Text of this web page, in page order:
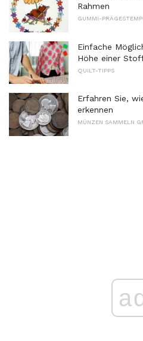
Rahmen
GUMMI-
Einfache
Höhe einer
QUILT-TIPPS
Erfahren Sie,
erkennen
MÜNZEN SAMMELN